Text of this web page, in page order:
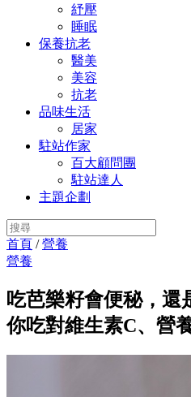
紓壓
睡眠
保養抗老
醫美
美容
抗老
品味生活
居家
駐站作家
百大顧問團
駐站達人
主題企劃
首頁 /營養
營養
吃芭樂籽會便秘，還
你吃對維生素C、營